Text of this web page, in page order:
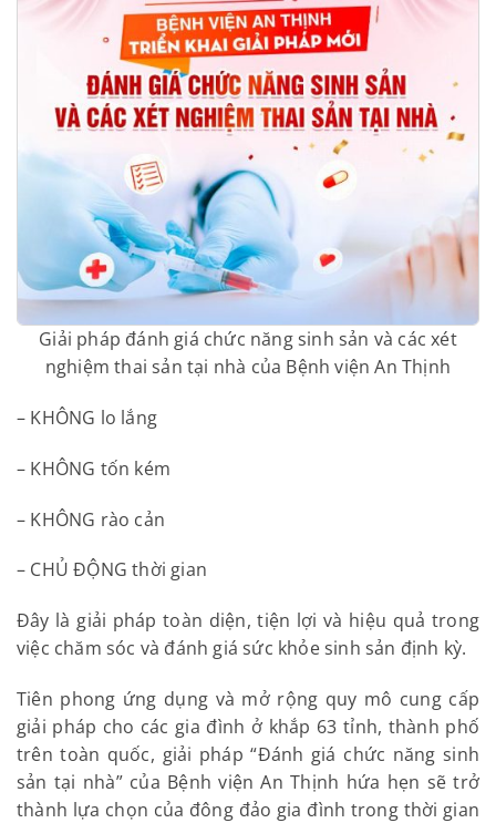
Giải pháp đánh giá chức năng sinh sản và các xét
nghiệm thai sản tại nhà của Bệnh viện An Thịnh
– KHÔNG lo lắng
– KHÔNG tốn kém
– KHÔNG rào cản
– CHỦ ĐỘNG thời gian
Đây là giải pháp toàn diện, tiện lợi và hiệu quả trong
việc chăm sóc và đánh giá sức khỏe sinh sản định kỳ.
Tiên phong ứng dụng và mở rộng quy mô cung cấp
giải pháp cho các gia đình ở khắp 63 tỉnh, thành phố
trên toàn quốc, giải pháp “Đánh giá chức năng sinh
sản tại nhà” của Bệnh viện An Thịnh hứa hẹn sẽ trở
thành lựa chọn của đông đảo gia đình trong thời gian